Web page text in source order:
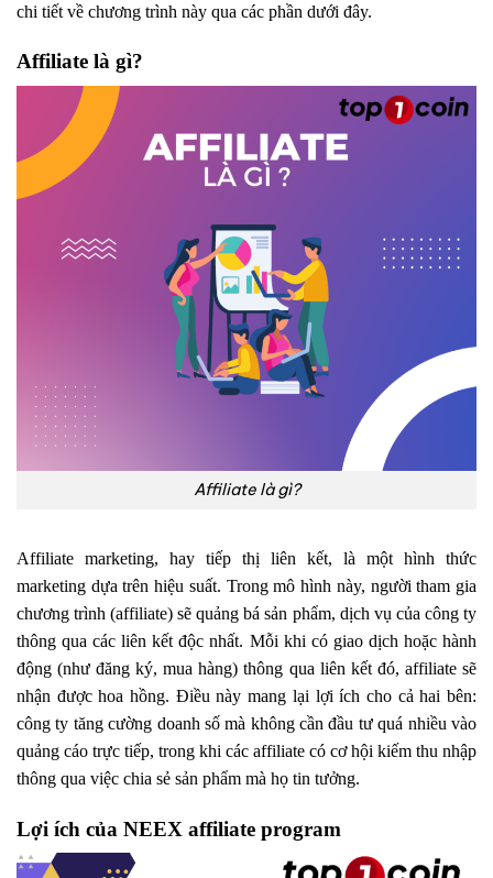
chi tiết về chương trình này qua các phần dưới đây.
Affiliate là gì?
Affiliate là gì?
Affiliate marketing, hay tiếp thị liên kết, là một hình thức
marketing dựa trên hiệu suất. Trong mô hình này, người tham gia
chương trình (affiliate) sẽ quảng bá sản phẩm, dịch vụ của công ty
thông qua các liên kết độc nhất. Mỗi khi có giao dịch hoặc hành
động (như đăng ký, mua hàng) thông qua liên kết đó, affiliate sẽ
nhận được hoa hồng. Điều này mang lại lợi ích cho cả hai bên:
công ty tăng cường doanh số mà không cần đầu tư quá nhiều vào
quảng cáo trực tiếp, trong khi các affiliate có cơ hội kiếm thu nhập
thông qua việc chia sẻ sản phẩm mà họ tin tưởng.
Lợi ích của NEEX affiliate program